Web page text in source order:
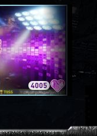
4005